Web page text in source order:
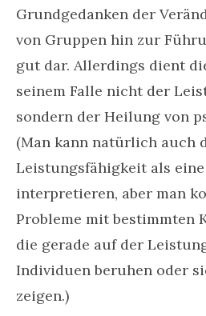
Grundgedanken der
von Gruppen hin zur
gut dar. Allerdings dient
seinem Falle nicht der
sondern der Heilung von
(Man kann natürlich auch
Leistungsfähigkeit als
interpretieren, aber man
Probleme mit bestimmten
die gerade auf der
Individuen beruhen oder
zeigen.)